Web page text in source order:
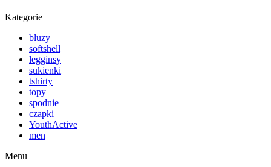
Kategorie
bluzy
softshell
legginsy
sukienki
tshirty
topy
spodnie
czapki
YouthActive
men
Menu